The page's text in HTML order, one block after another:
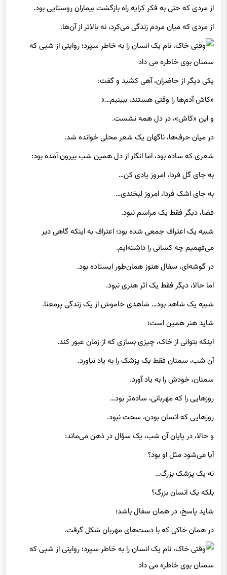
از مردی که حتی به فکر کرایه راه بازگشت بیماران روستایی بود.
از مردی که میان مردم زندگی می‌کرد، نه بالاتر از آن‌ها.
یکی دیگر از حاضران، آهی کشید و گفت:
«کاش آدم‌ها را وقتی هستند، ببینیم…»
و این «کاش»، در دل همه نشست.
در میان حرف‌ها، ناگهان یک شعر محلی خوانده شد.
شعری که ساده بود، اما انگار از دل همین شب بیرون آمده بود:
به جای گل فردا، امروز یادی کن…
به جای اشک فردا، امروز لبخندی…
فضا، دیگر فقط یک مراسم نبود.
شبیه یک اعتراف جمعی شده بود؛ اعتراف به اینکه گاهی دیر
می‌فهمیم چه کسانی را داشته‌ایم.
در گوشه‌ای، سفال هنوز همان‌طور ایستاده بود.
اما حالا، دیگر فقط یک اثر هنری نبود.
شبیه یک شاهد بود… شاهدی خاموش از یک زندگی پرمعنا.
شاید هنر همین است؛
اینکه بتوانی از خاک، چیزی بسازی که از زمان عبور کند.
آن شب، سمنان فقط یک پزشک را به یاد نیاورد.
سمنان، خودش را به یاد آورد.
روزهایی را که مهربانی، ساده‌تر بود…
روزهایی که انسان بودن، سخت نبود.
و حالا، در پایان آن شب، یک سؤال در ذهن می‌ماند:
آیا می‌شود مثل او بود؟
نه یک پزشک بزرگ…
بلکه یک انسان بزرگ؟
شاید پاسخ، در همان سفال باشد؛
در همان خاکی که با دست‌های مهربان شکل گرفت.